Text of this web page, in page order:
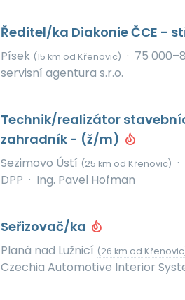
Ředitel/ka Diakonie ČCE -
Písek (15 km od Křenovic) · 75
servisní agentura s.r.o.
Technik/realizátor
zahradník - (ž/m)
Sezimovo Ústí (25 km od Křenovic) ·
DPP · Ing. Pavel Hofman
Seřizovač/ka
Planá nad Lužnicí (26 km od
Czechia Automotive Interior